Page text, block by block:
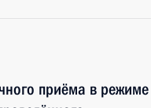
приёма в режиме